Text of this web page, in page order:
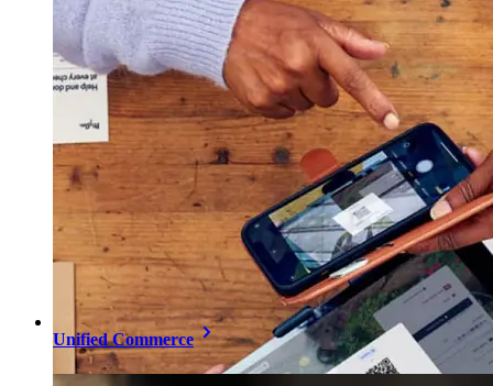
Unified Commerce